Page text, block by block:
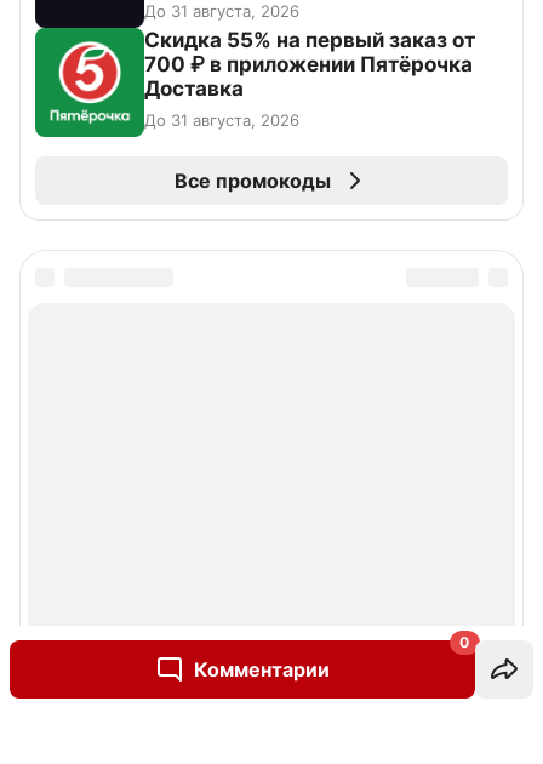
Комментарии
0
До 31 августа, 2026
Скидка 55% на первый заказ от
700 ₽ в приложении Пятёрочка
Доставка
До 31 августа, 2026
Все промокоды